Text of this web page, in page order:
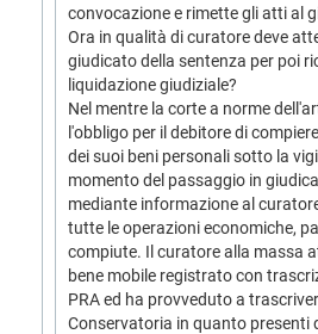
convocazione e rimette gli atti al
Ora in qualità di curatore deve
giudicato della sentenza per poi
liquidazione giudiziale?
Nel mentre la corte a norme
l'obbligo per il debitore di
dei suoi beni personali sotto la
momento del passaggio in
mediante informazione al
tutte le operazioni economiche,
compiute. Il curatore alla massa
bene mobile registrato con
PRA ed ha provveduto a
Conservatoria in quanto presenti